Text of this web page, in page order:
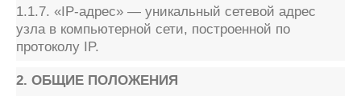
1.1.7. «IP-адрес» — уникальный сетевой адрес
узла в компьютерной сети, построенной по
протоколу IP.
2. ОБЩИЕ ПОЛОЖЕНИЯ